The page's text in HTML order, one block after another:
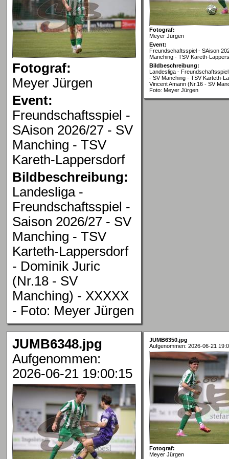
Fotograf:
Meyer Jürgen
Event:
Freundschaftsspiel -
SAison 2026/27 - SV
Manching - TSV
Kareth-Lappersdorf
Bildbeschreibung:
Landesliga -
Freundschaftsspiel -
Saison 2026/27 - SV
Manching - TSV
Karteth-Lappersdorf
- Dominik Juric
(Nr.18 - SV
Manching) - XXXXX
- Foto: Meyer Jürgen
Fotograf:
Meyer Jürgen
Event:
Freundschaftsspiel - SAison
Manching - TSV Kareth-
Bildbeschreibung:
Landesliga -
- SV Manching - TSV Karteth-
Vincent Amann (Nr.16 - SV
Foto: Meyer Jürgen
JUMB6348.jpg
Aufgenommen:
2026-06-21 19:00:15
JUMB6350.jpg
Aufgenommen: 2026-06-21
Fotograf:
Meyer Jürgen